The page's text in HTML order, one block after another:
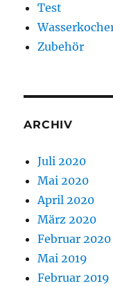
Test
Zubehör
ARCHIV
Juli 2020
Mai 2020
April 2020
März 2020
Februar 2020
Mai 2019
Februar 2019